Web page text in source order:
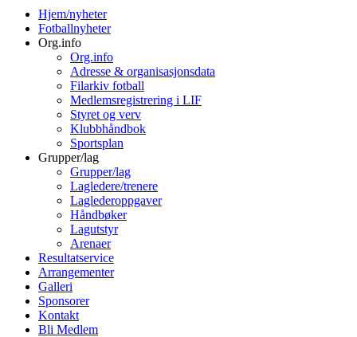
Hjem/nyheter
Fotballnyheter
Org.info
Org.info
Adresse & organisasjonsdata
Filarkiv fotball
Medlemsregistrering i LIF
Styret og verv
Klubbhåndbok
Sportsplan
Grupper/lag
Grupper/lag
Lagledere/trenere
Laglederoppgaver
Håndbøker
Lagutstyr
Arenaer
Resultatservice
Arrangementer
Galleri
Sponsorer
Kontakt
Bli Medlem